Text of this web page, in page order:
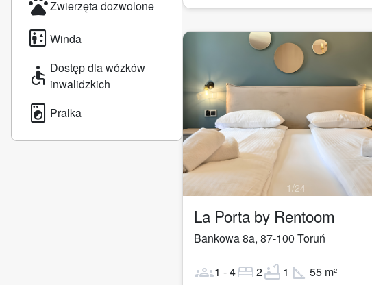
petsZwierzęta dozwolone
elevator Winda
accessible Dostęp dla wózków
inwalidzkich
local_laundry_service Pralka
1/24
La Porta by Rentoom
Bankowa 8a, 87-100 Toruń
groups1 -4bed2bathtub 1 square_foot 55 m²